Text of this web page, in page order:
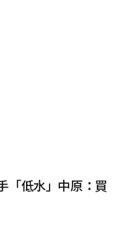
「低水」中原：買